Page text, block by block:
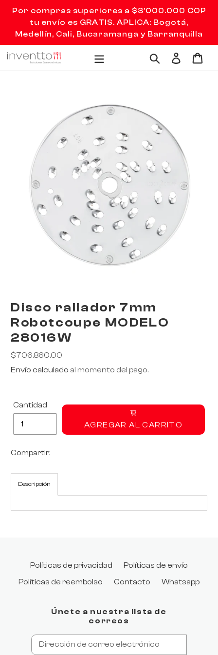
directamente
Por compras superiores a $3'000.000 COP
tu envío es GRATIS. APLICA: Bogotá,
Medellín, Cali, Bucaramanga y Barranquilla
BuscarIngresar
Disco rallador 7mm
Robotcoupe MODELO
28016W
Precio
habitual
$706.860,00
Envío calculado al momento del pago.
Cantidad
AGREGAR AL CARRITO
Compartir:
Descripción
Políticas de privacidad
Políticas de envío
Políticas de reembolso
Contacto Whatsapp
Únete a nuestra lista de
correos